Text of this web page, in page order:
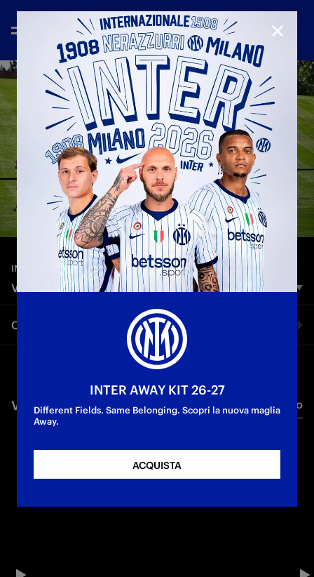
INTERVIEWS—24 giu 2025
VIGILIA DI INTER-RIVER PLATE: LE INTERVISTE
Le parole dei protagonisti alla vigilia della sfida di Seattle: le
interviste a Francesco Pio Esposito, Matteo Darmian e
Condividi video
Twitter
VIDEO CORRELATI Tutti i video
INTER AWAY KIT 26-27
Different Fields. Same Belonging. Scopri la nuova maglia
Away.
ACQUISTA